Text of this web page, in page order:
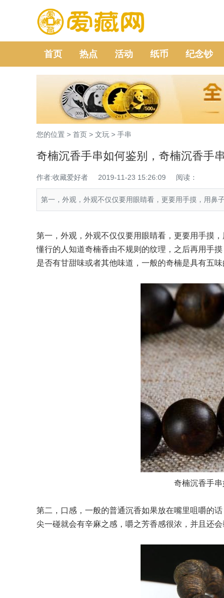
首页 热点 活动 纸币 纪念钞
您的位置 > 首页 > 文玩 > 手串
奇楠沉香手串如何鉴别，奇楠沉香手
作者:收藏爱好者 2019-11-23 15:26:09 阅读：
第一，外观，外观不仅仅要用眼睛看，更要用手摸，用鼻子
第一，外观，外观不仅仅要用眼睛看，更要用手摸
懂行的人知道奇楠香由不规则的纹理，之后再用手
是否有甘甜味或者其他味道，一般的奇楠是具有五味
奇楠沉香手
第二，口感，一般的普通沉香如果放在嘴里咀嚼的
尖一碰就会有辛麻之感，嚼之芳香感很浓，并且还